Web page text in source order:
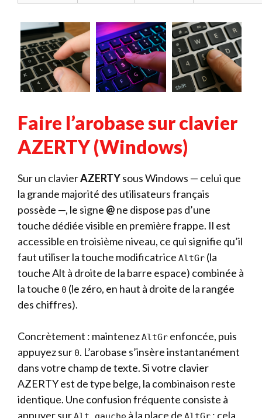
Faire l’arobase sur clavier
AZERTY (Windows)
Sur un clavierAZERTYsous Windows — celui que
la grande majorité des utilisateurs français
possède —, le signe @ne dispose pas d’une
touche dédiée visible en première frappe. Il est
accessible en troisième niveau, ce qui signifie qu’il
faut utiliser la touche modificatrice AltGr (la
touche Alt à droite de la barre espace) combinée à
la touche 0 (le zéro, en haut à droite de la rangée
des chiffres).
Concrètement : maintenezAltGr enfoncée, puis
appuyez sur 0. L’arobase s’insère instantanément
dans votre champ de texte. Si votre clavier
AZERTY est de type belge, la combinaison reste
identique. Une confusion fréquente consiste à
appuyer sur
à la place de
: cela